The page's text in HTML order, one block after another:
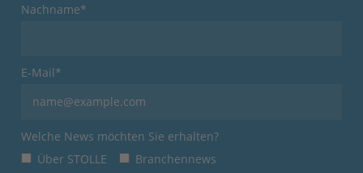
Nachname*
E-Mail*
Welche News möchten Sie erhalten?
Über STOLLE
Branchennews